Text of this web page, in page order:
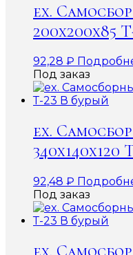
ex.
200х200х85
92,28 ₽
Под заказ
ex.
340х140х120
92,48 ₽
Под заказ